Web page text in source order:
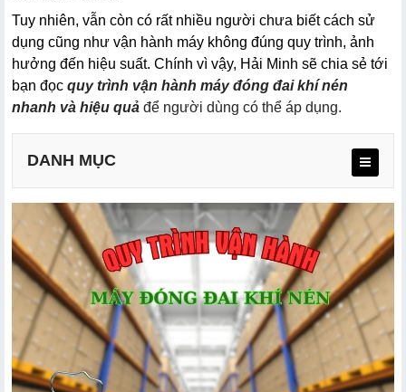
Tuy nhiên, vẫn còn có rất nhiều người chưa biết cách sử
dụng cũng như vận hành máy không đúng quy trình, ảnh
hưởng đến hiệu suất. Chính vì vậy, Hải Minh sẽ chia sẻ tới
bạn đọc quy trình vận hành máy đóng đai khí nén
nhanh và hiệu quả để người dùng có thể áp dụng.
DANH MỤC